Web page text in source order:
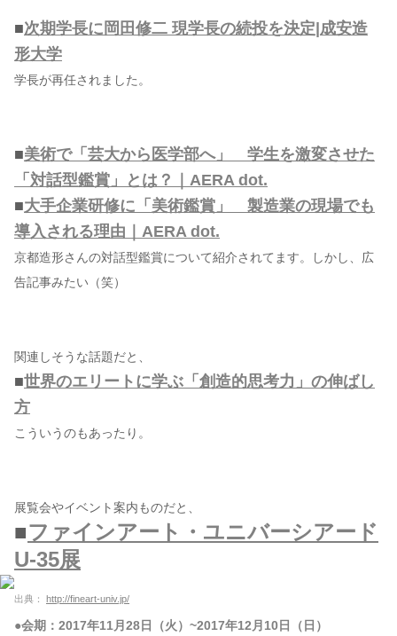
■次期学長に岡田修二 現学長の続投を決定|成安造
形大学
学長が再任されました。
■美術で「芸大から医学部へ」 学生を激変させた
「対話型鑑賞」とは？｜AERA dot.
■大手企業研修に「美術鑑賞」 製造業の現場でも
導入される理由｜AERA dot.
京都造形さんの対話型鑑賞について紹介されてます。しかし、広
告記事みたい（笑）
関連しそうな話題だと、
■世界のエリートに学ぶ「創造的思考力」の伸ばし
方
こういうのもあったり。
展覧会やイベント案内ものだと、
■ファインアート・ユニバーシアード
U-35展
出典： http://fineart-univ.jp/
●会期：2017年11月28日（火）~2017年12月10日（日）